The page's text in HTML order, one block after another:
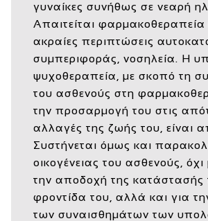
γυναίκες συνήθως σε νεαρή
Απαιτείται φαρμακοθεραπεία
ακραίες περιπτώσεις
συμπεριφοράς, νοσηλεία. Η
ψυχοθεραπεία, με σκοπό τη
του ασθενούς στη
την προσαρμογή του στις
αλλαγές της ζωής του, είναι
Συστήνεται όμως και
οικογένειας του ασθενούς, όχι
την αποδοχή της κατάστασής
φροντίδα του, αλλά και για
των συναισθημάτων των